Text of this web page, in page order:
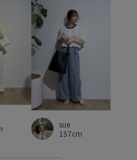
レイヤードスタイル
風 ワイドパンツ
合わせやすい
快適なはき心地
接触冷感
着映え
sue
157cm